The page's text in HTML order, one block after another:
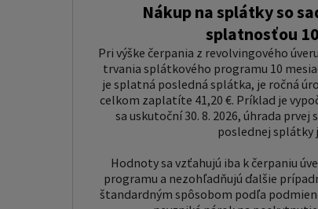
Nákup na splátky so
splatnosťou
Pri výške čerpania z revolvingového
trvania splátkového programu 10
je splatná posledná splátka, je ročná
celkom zaplatíte 41,20 €. Príklad je
sa uskutoční 30. 8. 2026, úhrada
poslednej splátky
Hodnoty sa vzťahujú iba k čerpaniu
programu a nezohľadňujú ďalšie
štandardným spôsobom podľa